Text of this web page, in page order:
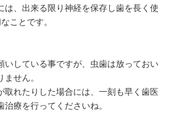
は、出来る限り神経を保存し歯を長く使
ことです。
いしている事ですが、虫歯は放っておい
せん。
取れたりした場合には、一刻も早く歯医
療を行ってくださいね。